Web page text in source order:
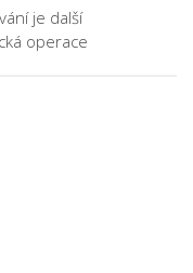
je další
operace